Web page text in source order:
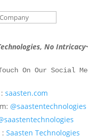
No
On Our Social
:saasten.com
@saastentechnologies
:Saasten Technologies